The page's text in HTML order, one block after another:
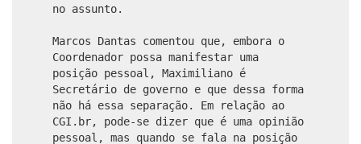
no assunto.
Marcos Dantas comentou que, embora o
Coordenador possa manifestar uma
posição pessoal, Maximiliano é
Secretário de governo e que dessa forma
não há essa separação. Em relação ao
CGI.br, pode-se dizer que é uma opinião
pessoal, mas quando se fala na posição